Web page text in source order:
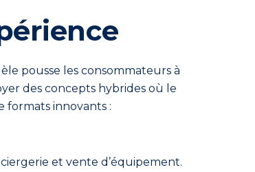
pousse les consommateurs à
des concepts hybrides où le
formats innovants :
et vente d’équipement.